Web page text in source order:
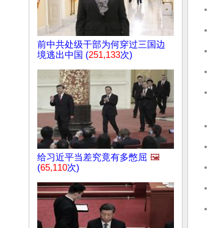
前中共处级干部为何穿过三国边
境逃出中国 (251,133次)
给习近平当差究竟有多憋屈 🖼️
(65,110次)